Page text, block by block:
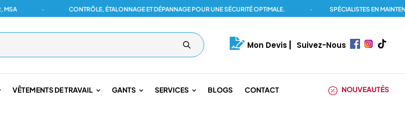
CONTRÔLE, ÉTALONNAGE ET DÉPANNAGE POUR UNE SÉCURITÉ OPTIMALE. SPÉCIALISTES EN
Mon Devis Suivez-Nous
VÊTEMENTS DE TRAVAIL GANTS SERVICES BLOGS CONTACT NOUVEAUTÉS